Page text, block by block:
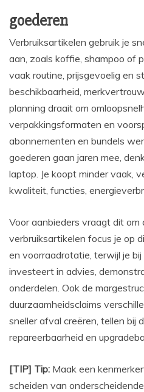
goederen
Verbruiksartikelen gebruik je
aan, zoals koffie, shampoo of
vaak routine, prijsgevoelig en
beschikbaarheid,
planning draait om
verpakkingsformaten en
abonnementen en bundels
goederen gaan jaren mee,
laptop. Je koopt minder vaak,
kwaliteit, functies,
Voor aanbieders vraagt dit om
verbruiksartikelen focus je op
en voorraadrotatie, terwijl je
investeert in advies,
onderdelen. Ook de
duurzaamheidsclaims
sneller afval creëren, tellen bij
repareerbaarheid en
[TIP] Tip: Maak een
scheiden van